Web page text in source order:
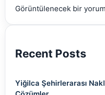
Görüntülenecek bir
Recent Posts
Yiğilca Şehirlerarası